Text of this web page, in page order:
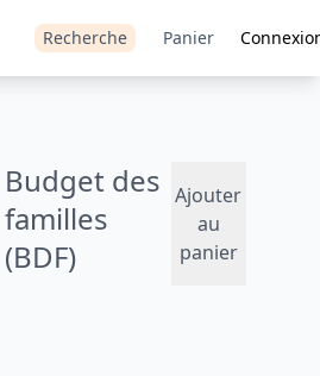
Recherche Panier
Budget des
familles
(BDF)
Ajouter
au
panier